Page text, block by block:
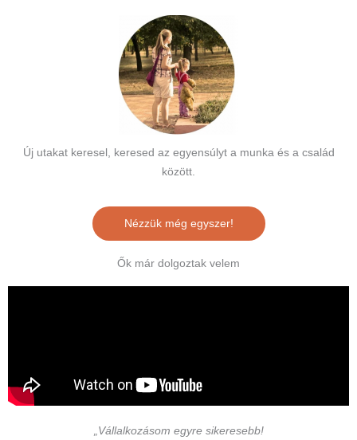
Új utakat keresel, keresed az egyensúlyt a munka és a család
között.
Nézzük még egyszer!
Ők már dolgoztak velem
„Vállalkozásom egyre sikeresebb!